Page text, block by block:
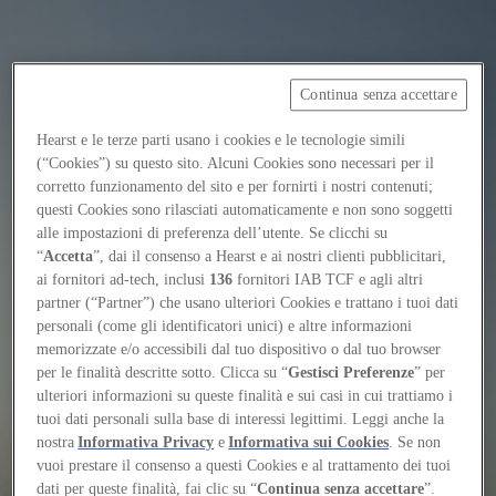
Contacts
EN
Log in
Home
Tags
#addisabeba
#addisabeba
Projects
Hearst e le terze parti usano i cookies e le tecnologie simili
(“Cookies”) su questo sito. Alcuni Cookies sono necessari per il
corretto funzionamento del sito e per fornirti i nostri contenuti;
questi Cookies sono rilasciati automaticamente e non sono soggetti
alle impostazioni di preferenza dell’utente. Se clicchi su
“Accetta”, dai il consenso a Hearst e ai nostri clienti pubblicitari,
ai fornitori ad-tech, inclusi 136 fornitori IAB TCF e agli altri
partner (“Partner”) che usano ulteriori Cookies e trattano i tuoi dati
personali (come gli identificatori unici) e altre informazioni
memorizzate e/o accessibili dal tuo dispositivo o dal tuo browser
per le finalità descritte sotto. Clicca su “Gestisci Preferenze” per
ulteriori informazioni su queste finalità e sui casi in cui trattiamo i
tuoi dati personali sulla base di interessi legittimi. Leggi anche la
nostraInformativa Privacy eInformativa sui Cookies. Se non
vuoi prestare il consenso a questi Cookies e al trattamento dei tuoi
dati per queste finalità, fai clic su “Continua senza accettare”.
Continua senza accettare